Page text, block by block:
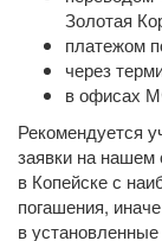
Золотая
платежом
через
в офисах
Рекомендуется
заявки на нашем
в Копейске с
погашения,
в